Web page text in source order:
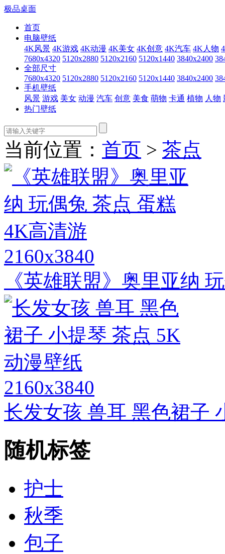
极品桌面
首页
电脑壁纸
4K风景 4K游戏 4K动漫 4K美女 4K创意 4K汽车 4K人物
7680x4320 5120x2880 5120x2160 5120x1440 3840x2400
全部尺寸
7680x4320 5120x2880 5120x2160 5120x1440 3840x2400
手机壁纸
风景 游戏 美女 动漫 汽车 创意 美食 萌物 卡通 植物 人物
热门壁纸
当前位置： 首页 > 茶点
2160x3840
《英雄联盟》奥里亚纳
2160x3840
长发女孩 兽耳 黑色裙子
随机标签
护士
秋季
包子